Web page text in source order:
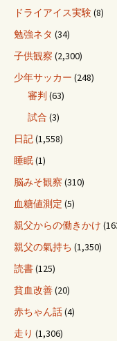
ドライアイス実験(8)
勉強ネタ (34)
子供観察 (2,300)
少年サッカー (248)
審判 (63)
試合 (3)
日記(1,558)
睡眠(1)
脳みそ観察 (310)
血糖値測定 (5)
親父からの働きかけ
親父の氣持ち (1,350)
読書(125)
貧血改善(20)
赤ちゃん話(4)
走り (1,306)